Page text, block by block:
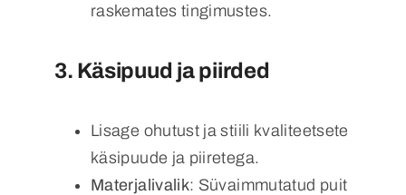
raskemates tingimustes.
3. Käsipuud ja piirded
Lisage ohutust ja stiili kvaliteetsete
käsipuude ja piiretega.
Materjalivalik: Süvaimmutatud puit